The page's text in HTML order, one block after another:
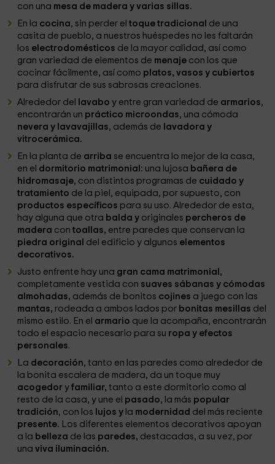
con una mesa de madera y varias sillas.
En la cocina, sin perder eltoque tradicional de una
casita de pueblo, a nuestros huéspedes no les faltarán
los electrodomésticos de la mayor calidad, así como
gran variedad de elementos de menaje con los que
cocinar fácilmente, así como platos, vasos y cubiertos
para disfrutar de sus sabrosas creaciones.
Alrededor del
lavabo y entre gran variedad de armarios,
encontrarán un práctico microondas, una cómoda
nevera y lavavajillas, además de lavadora y
vitrocerámica.
En la planta de arriba se encuentra lo mejor de la casa,
en el dormitorio matrimonial: una lujosa bañera de
hidromasaje, con distintos programas de cuidado y
tratamiento de la piel, equipada, por supuesto, con
productos específicos para su uso. Alrededor de esta,
hay alguna que otra balda y originales percheros de
madera contoallas, entre paredes que conservan la
piedra original del edificio y algunos elementos
decorativos.
Justo enfrente hay una gran cama matrimonial,
completamente vestida con suaves sábanas y cómodas
almohadas, además de bonitos cojines a juego con las
mantas, rodeada a ambos lados por bonitas mesillas del
mismo estilo. En el armario que la acompaña, encontrarán
todo el espacio necesario para su ropa y efectos
personales.
La decoración, tanto en las paredes como alrededor de
la bonita escalera de madera, da un toque muy
acogedor yfamiliar,tanto a este dormitorio como al
resto de la casa, y une el pasado, la más popular
tradición, con los lujos y la modernidad del más reciente
presente. Los diferentes elementos decorativos apoyan
a la belleza de las paredes, destacadas, a su vez, por
unaviva iluminación.